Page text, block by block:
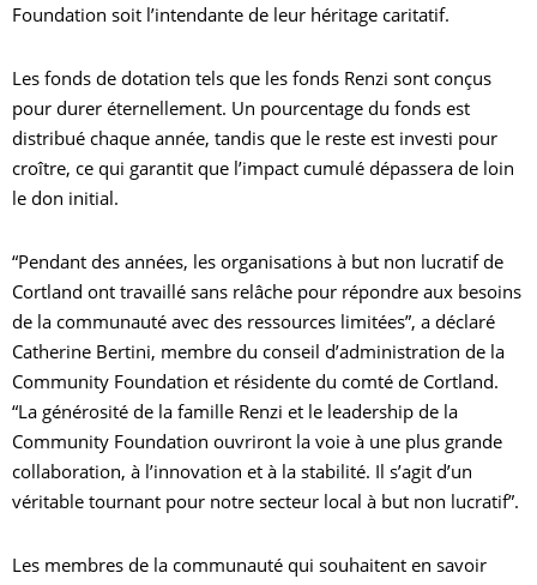
Foundation soit l’intendante de leur héritage caritatif.
Les fonds de dotation tels que les fonds Renzi sont conçus
pour durer éternellement. Un pourcentage du fonds est
distribué chaque année, tandis que le reste est investi pour
croître, ce qui garantit que l’impact cumulé dépassera de loin
le don initial.
“Pendant des années, les organisations à but non lucratif de
Cortland ont travaillé sans relâche pour répondre aux besoins
de la communauté avec des ressources limitées”, a déclaré
Catherine Bertini, membre du conseil d’administration de la
Community Foundation et résidente du comté de Cortland.
“La générosité de la famille Renzi et le leadership de la
Community Foundation ouvriront la voie à une plus grande
collaboration, à l’innovation et à la stabilité. Il s’agit d’un
véritable tournant pour notre secteur local à but non lucratif”.
Les membres de la communauté qui souhaitent en savoir